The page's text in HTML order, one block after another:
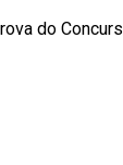
do